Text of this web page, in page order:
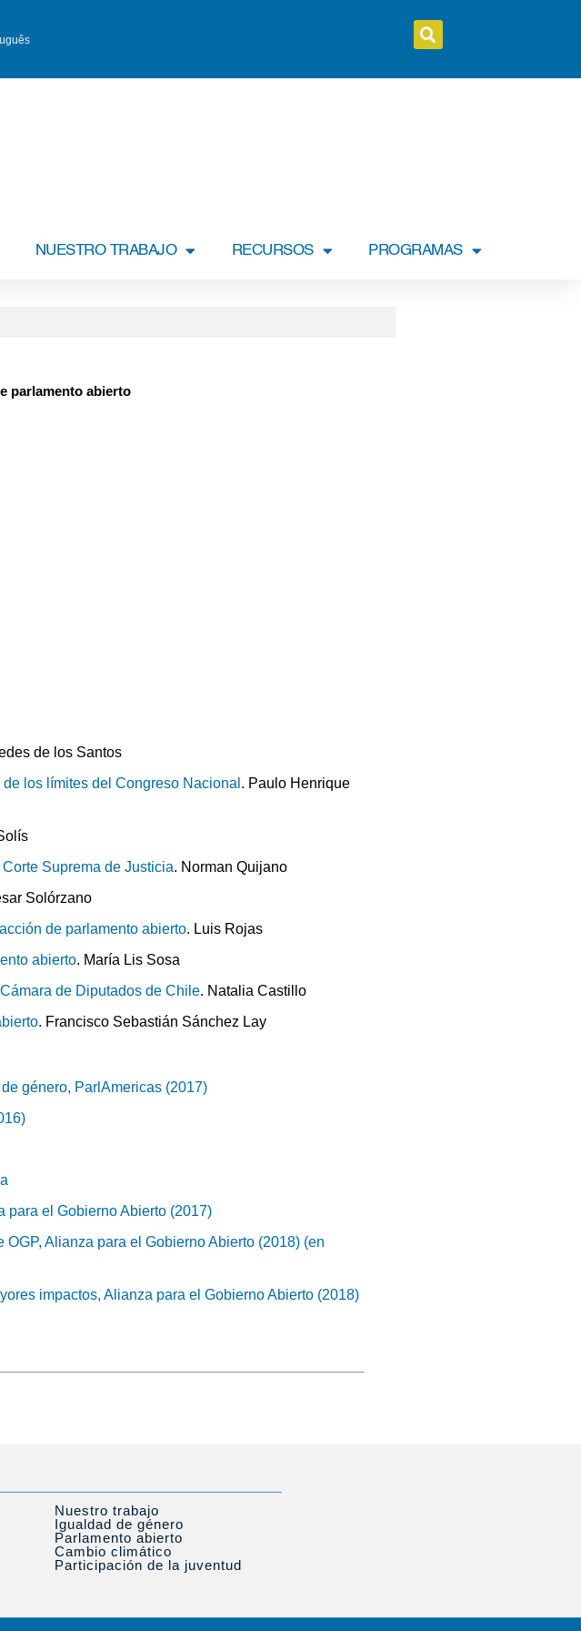
NUESTRO TRABAJO RECURSOS PROGRAMAS
parlamento abierto
de los Santos
los límites del Congreso Nacional . Paulo Henrique
Suprema de Justicia. Norman Quijano
Solórzano
de parlamento abierto. Luis Rojas
abierto. María Lis Sosa
de Diputados de Chile. Natalia Castillo
. Francisco Sebastián Sánchez Lay
género, ParlAmericas (2017)
para el Gobierno Abierto (2017)
Alianza para el Gobierno Abierto (2018) (en
impactos, Alianza para el Gobierno Abierto (2018)
Nuestro trabajo
Igualdad de género
Parlamento abierto
Cambio climático
Participación de la juventud